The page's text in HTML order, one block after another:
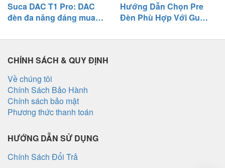
Suca DAC T1 Pro: DAC
đèn đa năng đáng mua
Hướng Dẫn Chọn Pre
Đèn Phù Hợp Với Gu
CHÍNH SÁCH & QUY ĐỊNH
Về chúng tôi
Chính Sách Bảo Hành
Chính sách bảo mật
Phương thức thanh toán
HƯỚNG DẪN SỬ DỤNG
Chính Sách Đổi Trả